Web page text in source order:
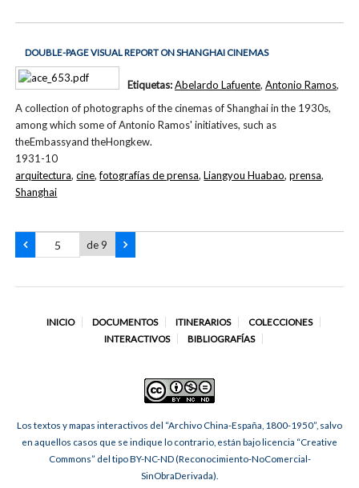
DOUBLE-PAGE VISUAL REPORT ON SHANGHAI CINEMAS
A collection of photographs of the cinemas of Shanghai in the 1930s,
among which some of Antonio Ramos' initiatives, such as
theEmbassyand theHongkew.
1931-10
Etiquetas:Abelardo Lafuente, Antonio Ramos,
arquitectura,cine,fotografías de prensa,Liangyou Huabao,prensa,
Shanghai
de 9
INICIO DOCUMENTOS ITINERARIOS
COLECCIONES
INTERACTIVOS
BIBLIOGRAFÍAS
Los textos y mapas interactivos del “Archivo China-España, 1800-1950”, salvo
en aquellos casos que se indique lo contrario, están bajo licencia “Creative
Commons” del tipo BY-NC-ND (Reconocimiento-NoComercial-
SinObraDerivada).